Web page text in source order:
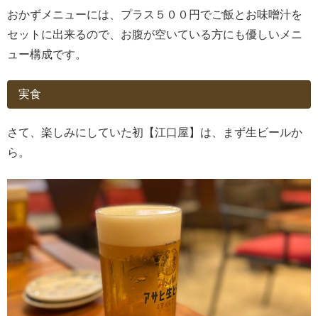
おかずメニューには、プラス５００円でご飯とお味噌汁を
セットに出来るので、お腹が空いている方にも優しいメニ
ュー構成です。
実食
さて、楽しみにしていた初【江口屋】は、まず生ビールか
ら。